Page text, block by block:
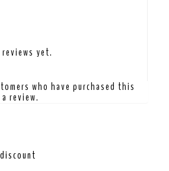
yet.
who have purchased this
review.